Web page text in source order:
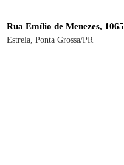
Rua Emílio de Menezes, 1065
Estrela, Ponta Grossa/PR